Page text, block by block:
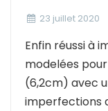
23 juillet 2020
Enfin réussi à
modelées
(6,2cm) avec
imperfections